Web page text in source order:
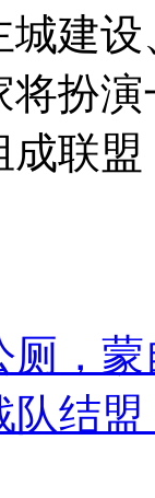
建
扮
成联
厕，蒙
队结